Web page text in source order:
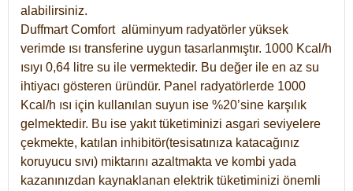
alabilirsiniz.
Duffmart Comfort alüminyum radyatörler yüksek
verimde ısı transferine uygun tasarlanmıştır. 1000 Kcal/h
ısıyı 0,64 litre su ile vermektedir. Bu değer ile en az su
ihtiyacı gösteren üründür. Panel radyatörlerde 1000
Kcal/h ısı için kullanılan suyun ise %20’sine karşılık
gelmektedir. Bu ise yakıt tüketiminizi asgari seviyelere
çekmekte, katılan inhibitör(tesisatınıza katacağınız
koruyucu sıvı) miktarını azaltmakta ve kombi yada
kazanınızdan kaynaklanan elektrik tüketiminizi önemli